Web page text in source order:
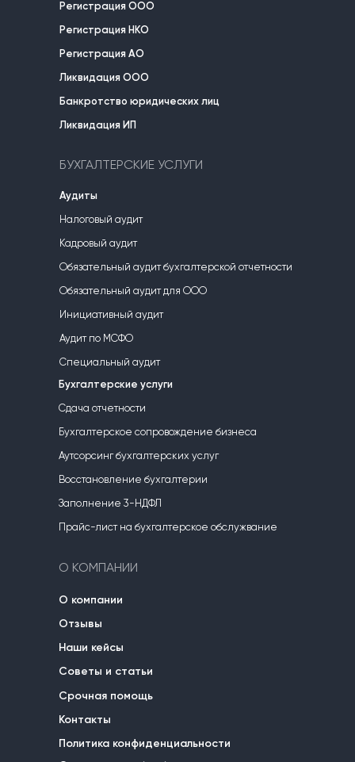
О компании
Отзывы
Наши кейсы
Советы и статьи
Срочная помощь
Контакты
Сдача отчетности
Бухгалтерское сопровождение бизнеса
Аутсорсинг бухгалтерских услуг
Восстановление бухгалтерии
Заполнение 3-НДФЛ
Прайс-лист на бухгалтерское обслужвание
Бухгалтерские услуги
Политика конфиденциальности
Регистрация ООО
Регистрация НКО
Регистрация АО
Ликвидация ООО
Банкротство юридических лиц
Ликвидация ИП
БУХГАЛТЕРСКИЕ УСЛУГИ
Налоговый аудит
Кадровый аудит
Обязательный аудит бухгалтерской отчетности
Обязательный аудит для ООО
Инициативный аудит
Аудит по МСФО
Специальный аудит
Аудиты
О КОМПАНИИ